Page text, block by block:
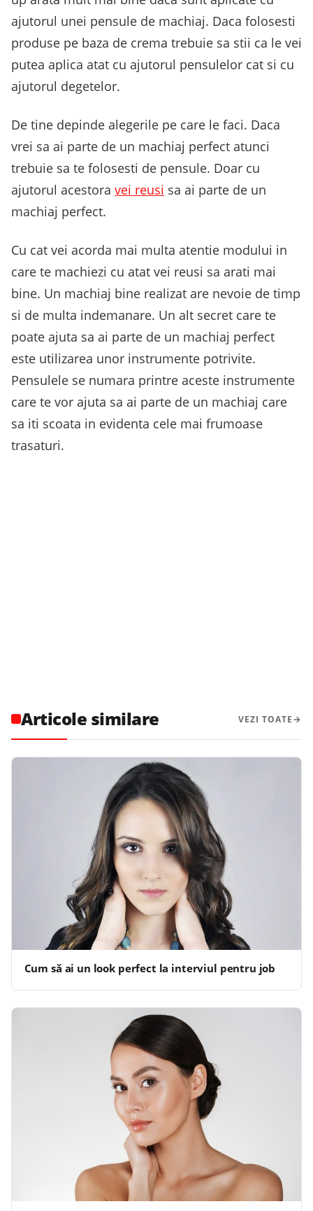
ajutorul unei pensule de machiaj. Daca folosesti
produse pe baza de crema trebuie sa stii ca le vei
putea aplica atat cu ajutorul pensulelor cat si cu
ajutorul degetelor.
De tine depinde alegerile pe care le faci. Daca
vrei sa ai parte de un machiaj perfect atunci
trebuie sa te folosesti de pensule. Doar cu
ajutorul acestora vei reusi sa ai parte de un
machiaj perfect.
Cu cat vei acorda mai multa atentie modului in
care te machiezi cu atat vei reusi sa arati mai
bine. Un machiaj bine realizat are nevoie de timp
si de multa indemanare. Un alt secret care te
poate ajuta sa ai parte de un machiaj perfect
este utilizarea unor instrumente potrivite.
Pensulele se numara printre aceste instrumente
care te vor ajuta sa ai parte de un machiaj care
sa iti scoata in evidenta cele mai frumoase
trasaturi.
Articole similare VEZI TOATE
Cum să ai un look perfect la interviul pentru job